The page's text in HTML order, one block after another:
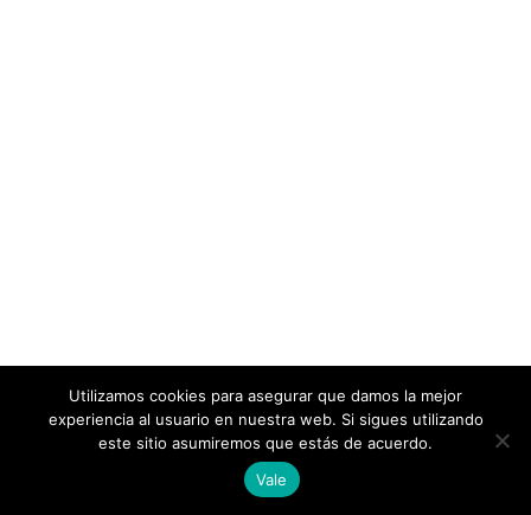
Utilizamos cookies para asegurar que damos la mejor
experiencia al usuario en nuestra web. Si sigues utilizando
este sitio asumiremos que estás de acuerdo.
Vale